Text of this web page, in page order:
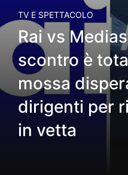
TV E SPETTACOLO
Rai vs
scontro è
mossa
dirigenti per
in vetta